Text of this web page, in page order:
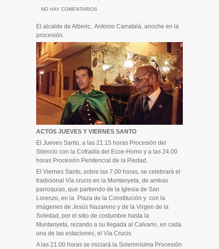
NO HAY COMENTARIOS
El alcalde de Alberic, Antonio Carratalá, anoche en la
procesión.
ACTOS JUEVES Y VIERNES SANTO
El Jueves Santo, a las 21.15 horas Procesión del
Silencio con la Cofradía del Ecce-Homo y a las 24.00
horas Procesión Penitencial de la Piedad.
El Viernes Santo, sobre las 7.00 horas, se celebrará el
tradicional Vía crucis en la Muntanyeta, de ambas
parroquias, que partiendo de la Iglesia de San
Lorenzo, en la Plaza de la Constitución y con la
imágenes de Jesús Nazareno y de la Virgen de la
Soledad, por el sitio de costumbre hasta la
Muntanyeta, rezando a su llegada al Calvario, en cada
una de las estaciones, el Vía Crucis.
A las 21.00 horas se iniciará la Solemnísima Procesión